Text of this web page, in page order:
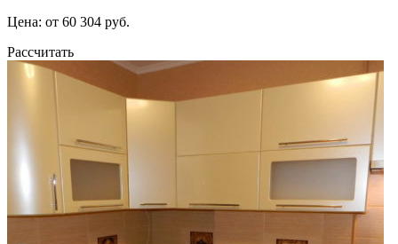
Цена: от 60 304 руб.
Рассчитать